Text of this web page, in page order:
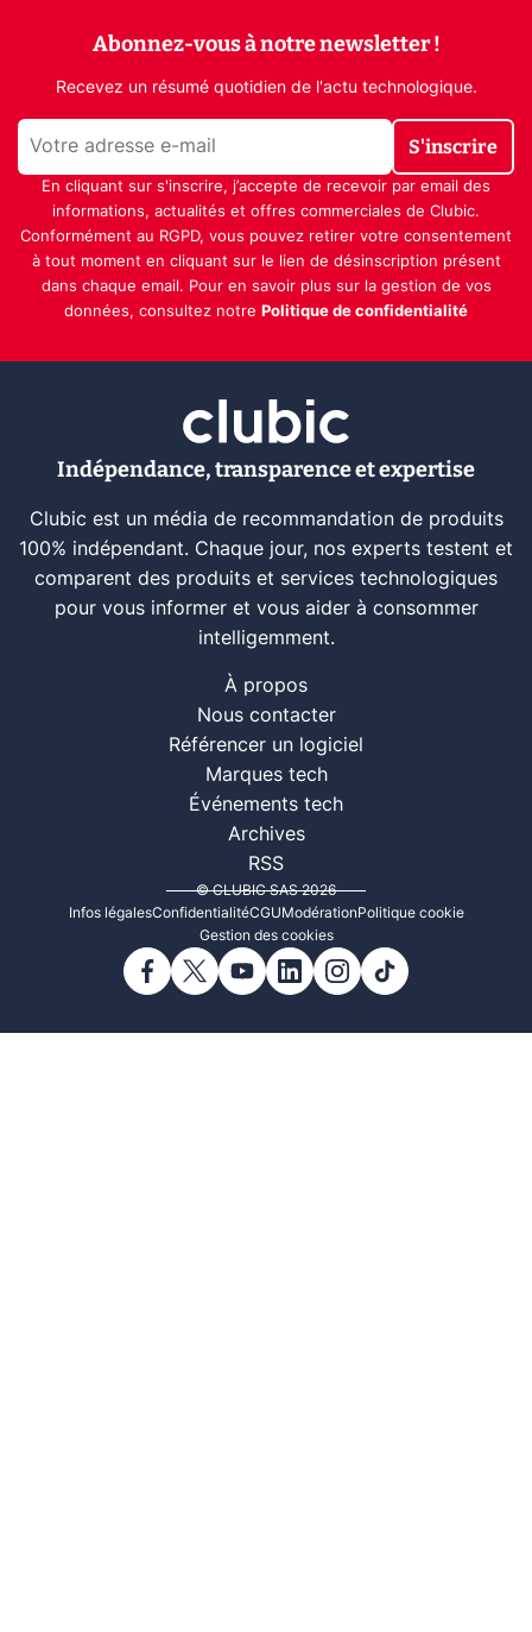
Abonnez-vous à notre newsletter !
Recevez un résumé quotidien de l'actu technologique.
S'inscrire
En cliquant sur s'inscrire, j’accepte de recevoir par email des
informations, actualités et offres commerciales de Clubic.
Conformément au RGPD, vous pouvez retirer votre consentement
à tout moment en cliquant sur le lien de désinscription présent
dans chaque email. Pour en savoir plus sur la gestion de vos
données, consultez notre Politique de confidentialité
Indépendance, transparence et expertise
Clubic est un média de recommandation de produits
100% indépendant. Chaque jour, nos experts testent et
comparent des produits et services technologiques
pour vous informer et vous aider à consommer
intelligemment.
À propos
Nous contacter
Référencer un logiciel
Marques tech
Événements tech
Archives
RSS
© CLUBIC SAS 2026
Infos légalesConfidentialitéCGUModérationPolitique cookie
Gestion des cookies